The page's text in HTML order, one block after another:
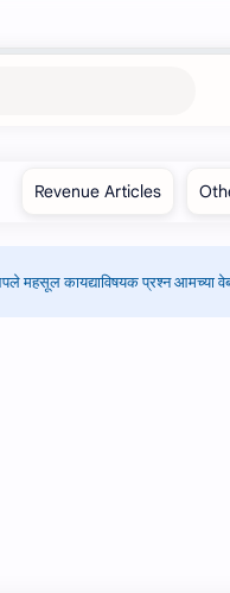
महसूल कायद्याविषयक प्रश्न आमच्या